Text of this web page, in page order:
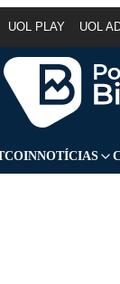
UOL PLAY UOL
NOTÍCIAS